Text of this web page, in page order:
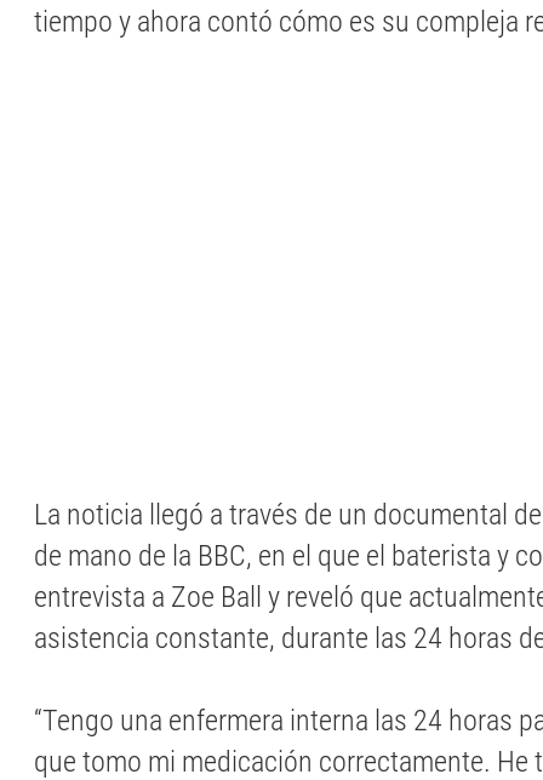
tiempo y ahora contó cómo es su compleja
La noticia llegó a través de un documental
de mano de la BBC, en el que el baterista y
entrevista a Zoe Ball y reveló que
asistencia constante, durante las 24 horas
“Tengo una enfermera interna las 24 horas
que tomo mi medicación correctamente. He